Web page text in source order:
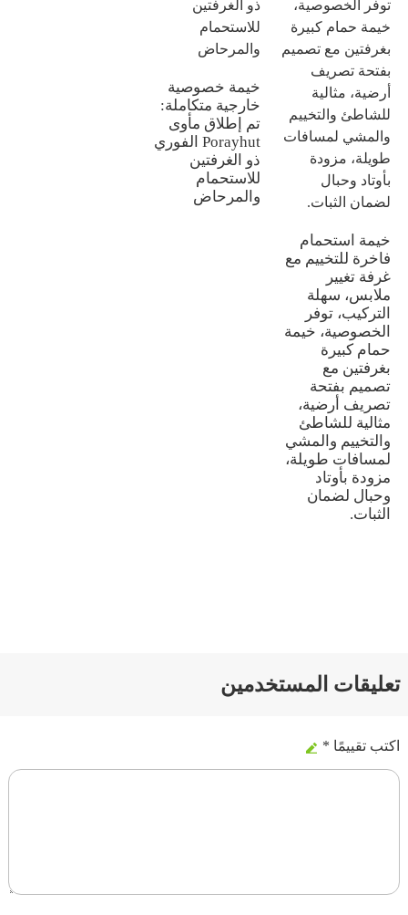
خيمة استحمام
فاخرة للتخييم مع
غرفة تغيير
ملابس، سهلة
التركيب، توفر
الخصوصية، خيمة
حمام كبيرة
بغرفتين مع
تصميم بفتحة
تصريف أرضية،
مثالية للشاطئ
والتخييم والمشي
لمسافات طويلة،
مزودة بأوتاد
وحبال لضمان
الثبات.
خيمة خصوصية
خارجية متكاملة:
تم إطلاق مأوى
Porayhut الفوري
ذو الغرفتين
للاستحمام
والمرحاض
تعليقات المستخدمين
اكتب تقييمًا *